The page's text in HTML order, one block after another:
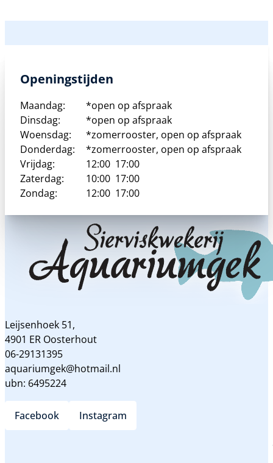
Leijsenhoek 51,
4901 ER Oosterhout
06-29131395
aquariumgek@hotmail.nl
ubn: 6495224
Facebook Instagram
Openingstijden
Maandag:
*open op afspraak
Dinsdag:
*open op afspraak
Woensdag:
*zomerrooster, open op afspraak
Donderdag:
*zomerrooster, open op afspraak
Vrijdag:
12:00 17:00
Zaterdag:
10:00 17:00
Zondag:
12:00 17:00